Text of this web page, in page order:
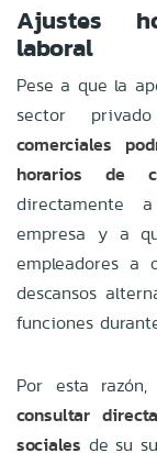
Ajustes
laboral
Pese a que la
sector
comerciales
horarios de
directamente
empresa y a
empleadores a
descansos
funciones
Por esta
consultar
sociales de su